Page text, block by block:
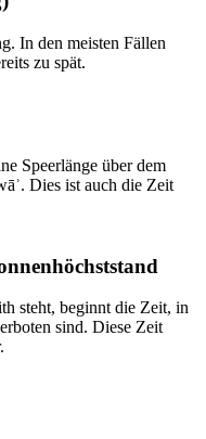
In den meisten Fällen
zu spät.
Speerlänge über dem
Dies ist auch die Zeit
steht, beginnt die Zeit, in
sind. Diese Zeit